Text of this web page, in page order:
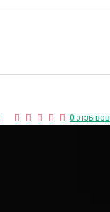
0 отзывов